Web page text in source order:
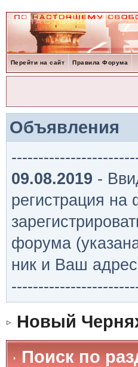
Перейти на сайт Правила Форума
Объявления
09.08.2019 -
регистрация
форума
ник и Ваш
Новый
Поиск по